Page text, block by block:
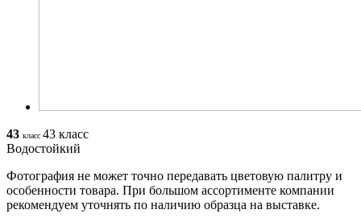
43 класс 43 класс
Водостойкий
Фотография не может точно передавать цветовую палитру и
особенности товара. При большом ассортименте компании
рекомендуем уточнять по наличию образца на выставке.